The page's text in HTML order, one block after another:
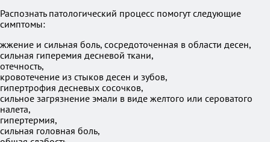
Распознать патологический процесс помогут следующие
симптомы:
жжение и сильная боль, сосредоточенная в области десен,
сильная гиперемия десневой ткани,
отечность,
кровотечение из стыков десен и зубов,
гипертрофия десневых сосочков,
сильное загрязнение эмали в виде желтого или сероватого
налета,
гипертермия,
сильная головная боль,